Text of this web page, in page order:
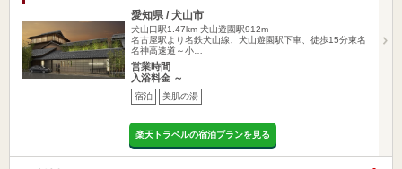
愛知県 / 犬山市
犬山口駅1.47km 犬山遊園駅912m
名古屋駅より名鉄犬山線、犬山遊園駅下車、徒歩15分東名
名神高速道～小…
営業時間
入浴料金 ～
宿泊 美肌の湯
楽天トラベルの宿泊プランを見る